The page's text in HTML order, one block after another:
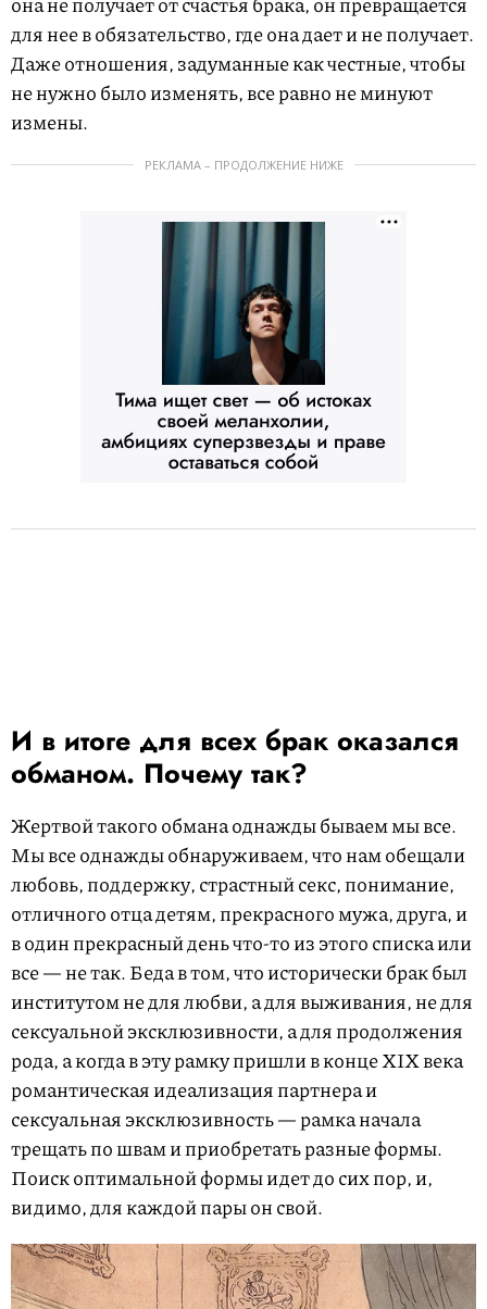
для нее в обязательство, где она дает и не получает.
Даже отношения, задуманные как честные, чтобы
не нужно было изменять, все равно не минуют
измены.
РЕКЛАМА – ПРОДОЛЖЕНИЕ НИЖЕ
И в итоге для всех брак оказался
обманом. Почему так?
Жертвой такого обмана однажды бываем мы все.
Мы все однажды обнаруживаем, что нам обещали
любовь, поддержку, страстный секс, понимание,
отличного отца детям, прекрасного мужа, друга, и
в один прекрасный день что-то из этого списка или
все — не так. Беда в том, что исторически брак был
институтом не для любви, а для выживания, не для
сексуальной эксклюзивности, а для продолжения
рода, а когда в эту рамку пришли в конце XIX века
романтическая идеализация партнера и
сексуальная эксклюзивность — рамка начала
трещать по швам и приобретать разные формы.
Поиск оптимальной формы идет до сих пор, и,
видимо, для каждой пары он свой.